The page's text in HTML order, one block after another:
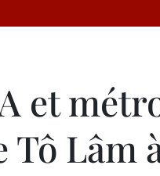
et
Tô Lâm